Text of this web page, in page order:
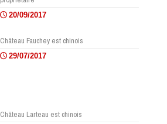
20/09/2017
Château Fauchey est chinois
29/07/2017
Château Larteau est chinois